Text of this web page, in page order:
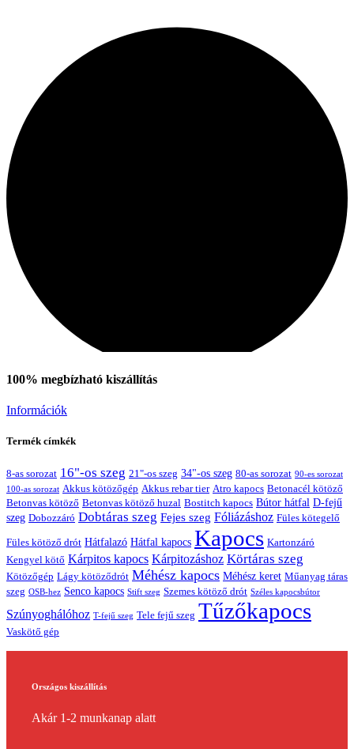
100% megbízható kiszállítás
Információk
Termék címkék
8-as sorozat 16"-os szeg 21"-os szeg 34"-os szeg 80-as sorozat 90-es sorozat
100-as sorozat Akkus kötözőgép Akkus rebar tier Atro kapocs Betonacél kötöző
Betonvas kötöző Betonvas kötöző huzal Bostitch kapocs Bútor hátfal D-fejű
szeg Dobozzáró Dobtáras szeg Fejes szeg Fóliázáshoz Füles kötegelő
Füles kötöző drót Hátfalazó Hátfal kapocs Kapocs Kartonzáró
Kengyel kötő Kárpitos kapocs Kárpitozáshoz Körtáras szeg
Kötözőgép Lágy kötöződrót Méhész kapocs Méhész keret Műanyag táras
szeg OSB-hez Senco kapocs Stift szeg Szemes kötöző drót Széles kapocsbútor
Szúnyoghálóhoz T-fejű szeg Tele fejű szeg Tűzőkapocs
Vaskötő gép
Országos kiszállítás
Akár 1-2 munkanap alatt